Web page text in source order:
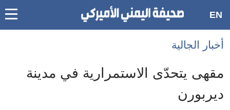
Accessibility
links
الرئيسي
EN
أخبار الجالية
مقهى يتحدّى الاستمرارية في مدينة
ديربورن